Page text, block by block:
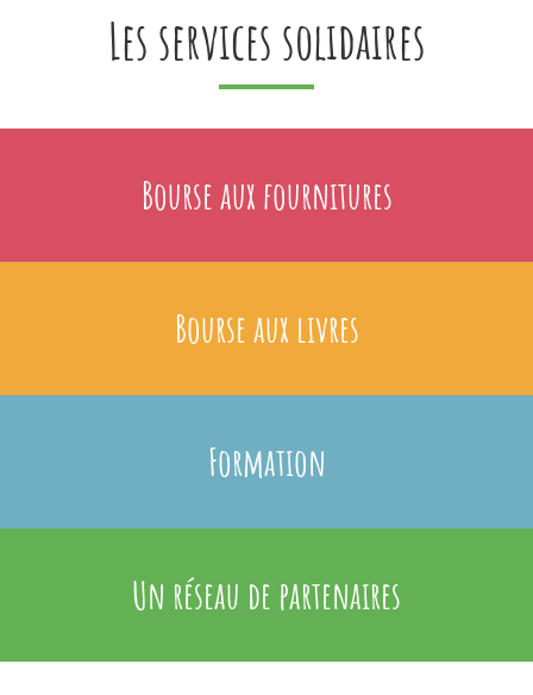
Les services solidaires
Bourse aux fournitures
Bourse aux livres
Formation
Un réseau de partenaires